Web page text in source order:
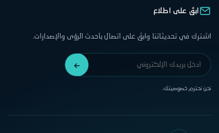
ابقَ على اطلاع
اشترك في تحديثاتنا وابقَ على اتصال بأحدث الرؤى والإصدارات.
نحن نحترم خصوصيتك.